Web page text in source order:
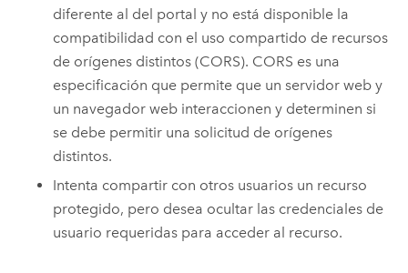
diferente al del portal y no está disponible la
compatibilidad con el uso compartido de recursos
de orígenes distintos (CORS). CORS es una
especificación que permite que un servidor web y
un navegador web interaccionen y determinen si
se debe permitir una solicitud de orígenes
distintos.
Intenta compartir con otros usuarios un recurso
protegido, pero desea ocultar las credenciales de
usuario requeridas para acceder al recurso.